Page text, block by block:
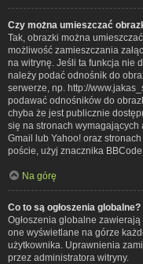
Czy można umieszczać
Tak, obrazki można
możliwość zamieszczania
na witrynę. Jeśli ta funkcja nie
należy podać odnośnik do
serwerze, np. http://
podawać odnośników do
chyba że jest publicznie
się na stronach wymagających
Gmail lub Yahoo! oraz
poście, użyj znacznika BBCode
Na górę
Co to są ogłoszenia globalne?
Ogłoszenia globalne
one wyświetlane na górze
użytkownika. Uprawnienia
przez administratora witryny.